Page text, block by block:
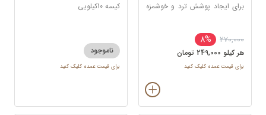
برای ایجاد پوشش ترد و خوشمزه
270,000
8%
هر کيلو 249,000 تومان
برای قیمت عمده کلیک کنید
کیسه 10کیلویی
ناموجود
برای قیمت عمده کلیک کنید